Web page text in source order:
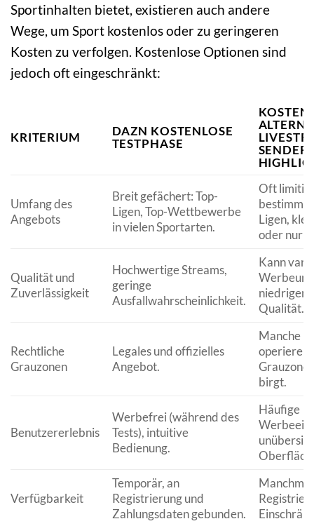
Sportinhalten bietet, existieren auch andere
Wege, um Sport kostenlos oder zu geringeren
Kosten zu verfolgen. Kostenlose Optionen sind
jedoch oft eingeschränkt:
KRITERIUM
DAZN KOSTENLOSE
TESTPHASE
Umfang des
Angebots
Breit gefächert: Top-
Ligen, Top-Wettbewerbe
in vielen Sportarten.
Oft
Ligen,
oder nur
Qualität und
Zuverlässigkeit
Hochwertige Streams,
geringe
Ausfallwahrscheinlichkeit.
Kann
Qualität.
Rechtliche
Grauzonen
Legales und offizielles
Angebot.
Manche
operieren
birgt.
Benutzererlebnis
Werbefrei (während des
Tests), intuitive
Bedienung.
Häufige
Verfügbarkeit
Temporär, an
Registrierung und
Zahlungsdaten gebunden.